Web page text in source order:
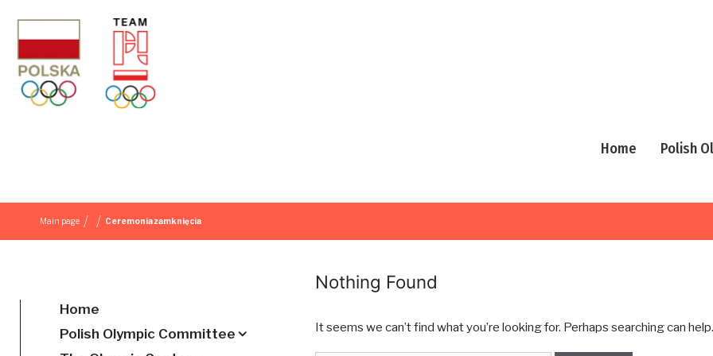
Home Polish
Main page / / Ceremonia zamknięcia
Nothing Found
It seems we can’t find what you’re looking for. Perhaps searching can help.
Home
Polish Olympic Committee